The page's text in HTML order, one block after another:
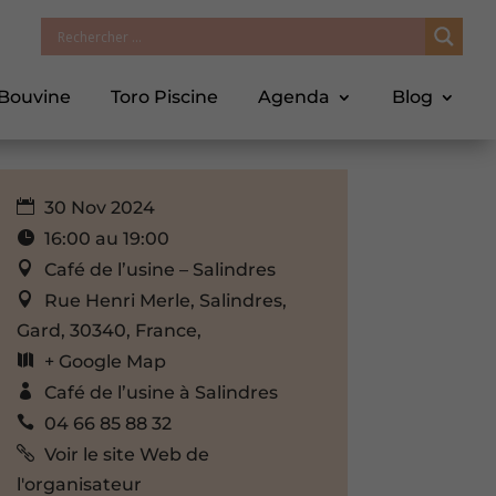
Toro Piscine Agenda Blog
30 Nov 2024
16:00 au 19:00
Café de l’usine – Salindres
Rue Henri Merle, Salindres,
Gard, 30340, France,
+ Google Map
Café de l’usine à Salindres
04 66 85 88 32
Voir le site Web de
l'organisateur